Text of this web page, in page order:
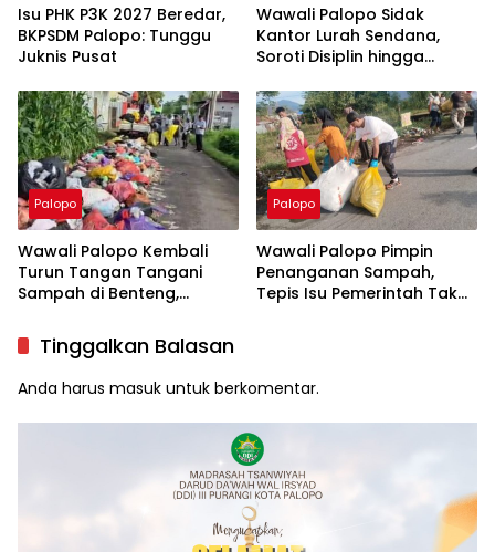
Isu PHK P3K 2027 Beredar,
BKPSDM Palopo: Tunggu
Juknis Pusat
Wawali Palopo Sidak
Kantor Lurah Sendana,
Soroti Disiplin hingga
Palopo
Wawali Palopo Kembali
Turun Tangan Tangani
Sampah di Benteng,
Palopo
Wawali Palopo Pimpin
Penanganan Sampah,
Tepis Isu Pemerintah Tak
Tinggalkan Balasan
Anda harus masuk untuk berkomentar.